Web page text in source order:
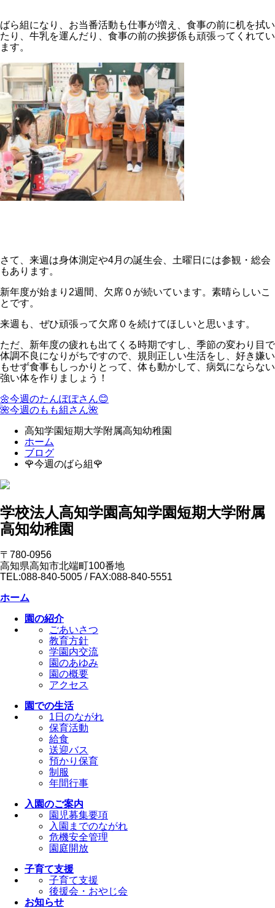
ばら組になり、お当番活動も仕事が増え、食事の前に机を拭い
たり、牛乳を運んだり、食事の前の挨拶係も頑張ってくれてい
ます。
さて、来週は身体測定や4月の誕生会、土曜日には参観・総会
もあります。
新年度が始まり2週間、欠席０が続いています。素晴らしいこ
とです。
来週も、ぜひ頑張って欠席０を続けてほしいと思います。
ただ、新年度の疲れも出てくる時期ですし、季節の変わり目で
体調不良になりがちですので、規則正しい生活をし、好き嫌い
もせず食事もしっかりとって、体も動かして、病気にならない
強い体を作りましょう！
🌼今週のたんぽぽさん😊
🌺今週のもも組さん🌺
高知学園短期大学附属高知幼稚園
ホーム
ブログ
🌹今週のばら組🌹
学校法人高知学園高知学園短期大学附属
高知幼稚園
〒780-0956
高知県高知市北端町100番地
TEL:088-840-5005 / FAX:088-840-5551
ホーム
園の紹介
ごあいさつ
教育方針
学園内交流
園のあゆみ
園の概要
アクセス
園での生活
1日のながれ
保育活動
給食
送迎バス
預かり保育
制服
年間行事
入園のご案内
園児募集要項
入園までのながれ
危機安全管理
園庭開放
子育て支援
子育て支援
後援会・おやじ会
お知らせ